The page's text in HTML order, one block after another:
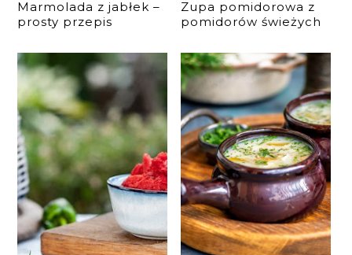
Marmolada z jabłek –
prosty przepis
Zupa pomidorowa z
pomidorów świeżych